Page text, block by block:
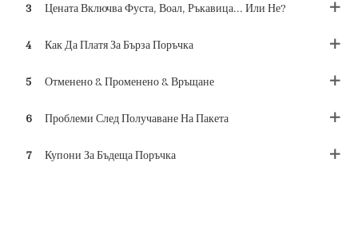
3 Цената Включва Фуста, Воал, Ръкавица... Или Не?
4 Как Да Платя За Бърза Поръчка
5 Отменено & Променено & Връщане
6 Проблеми След Получаване На Пакета
7 Купони За Бъдеща Поръчка